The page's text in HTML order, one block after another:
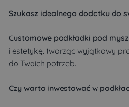
Szukasz idealnego dodatku do
Customowe podkładki pod mysz
i estetykę, tworząc wyjątkowy
do Twoich potrzeb.
Czy warto inwestować w